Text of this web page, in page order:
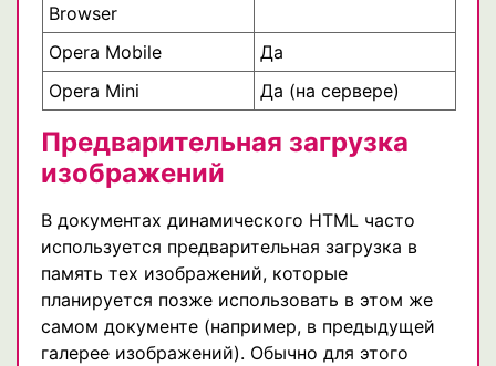
Browser
Opera Mobile
Да
Opera Mini
Да (на сервере)
Предварительная загрузка
изображений
В документах динамического HTML часто
используется предварительная загрузка в
память тех изображений, которые
планируется позже использовать в этом же
самом документе (например, в предыдущей
галерее изображений). Обычно для этого